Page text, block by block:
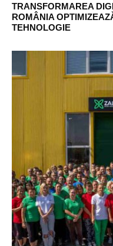
TRANSFORMAREA
ROMÂNIA
TEHNOLOGIE